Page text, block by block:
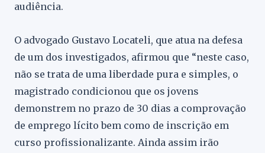
audiência.
O advogado Gustavo Locateli, que atua na defesa
de um dos investigados, afirmou que “neste caso,
não se trata de uma liberdade pura e simples, o
magistrado condicionou que os jovens
demonstrem no prazo de 30 dias a comprovação
de emprego lícito bem como de inscrição em
curso profissionalizante. Ainda assim irão